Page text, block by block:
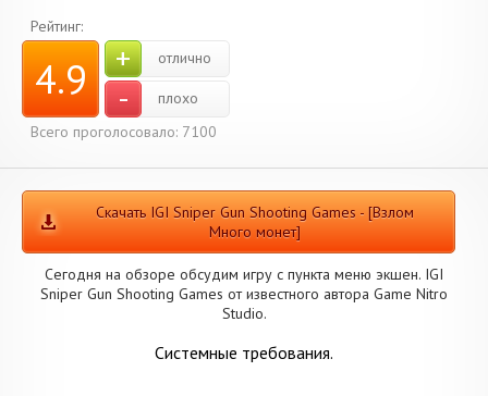
Рейтинг:
4.9 + отлично
-
плохо
Всего проголосовало: 7100
Скачать IGI Sniper Gun Shooting Games - [Взлом
Много монет]
Сегодня на обзоре обсудим игру с пункта меню экшен. IGI
Sniper Gun Shooting Games от известного автора Game Nitro
Studio.
Системные требования.